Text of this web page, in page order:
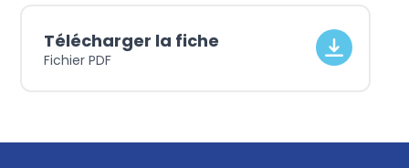
Télécharger la fiche
Fichier PDF